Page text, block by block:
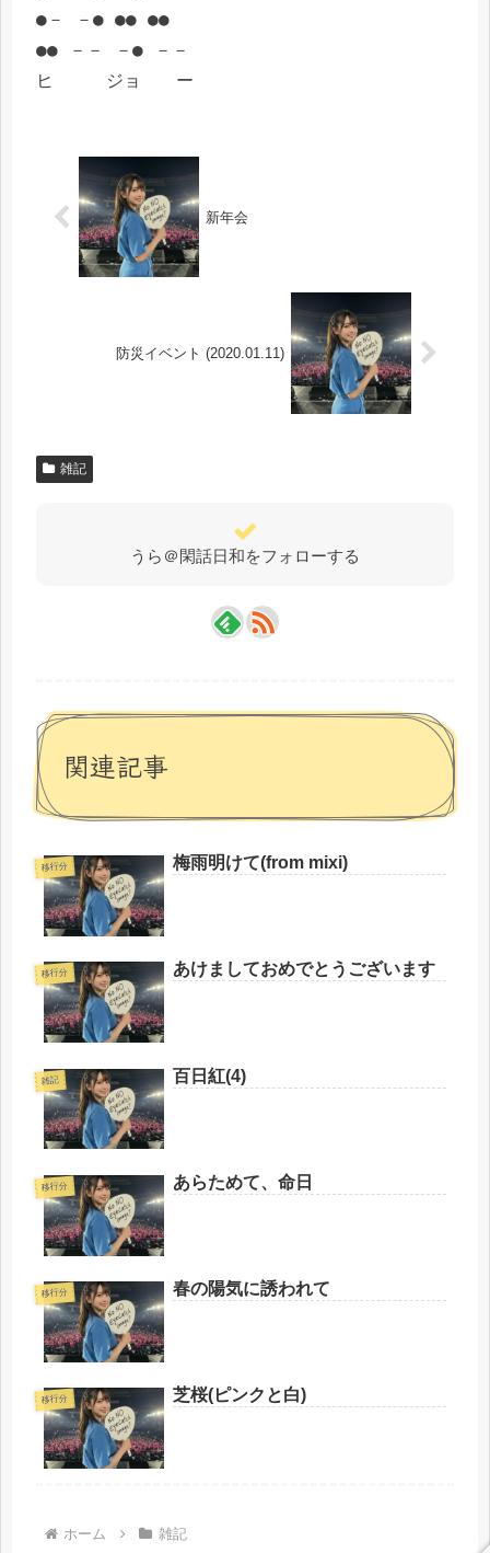
●－ －● ●● ●●
●● －－ －● －－
ヒ ジョ ー
新年会
防災イベント (2020.01.11)
雑記
うら＠閑話日和をフォローする
関連記事
移行分 梅雨明けて(from mixi)
移行分 あけましておめでとうございます
雑記 百日紅(4)
移行分 あらためて、命日
移行分 春の陽気に誘われて
移行分 芝桜(ピンクと白)
ホーム 雑記